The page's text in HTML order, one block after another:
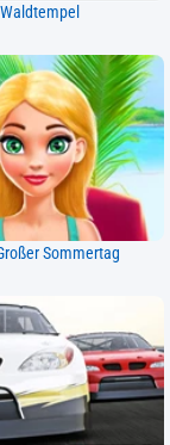
Waldtempel
Sommertag